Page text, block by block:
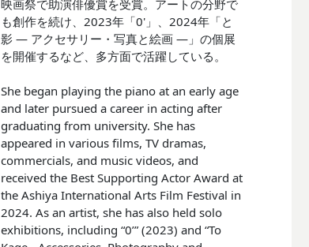
映画祭で助演俳優賞を受賞。アートの分野で
も創作を続け、2023年「0'」、2024年「と
影 ― アクセサリー・写真と絵画 ―」の個展
を開催するなど、多方面で活躍している。
She began playing the piano at an early age
and later pursued a career in acting after
graduating from university. She has
appeared in various films, TV dramas,
commercials, and music videos, and
received the Best Supporting Actor Award at
the Ashiya International Arts Film Festival in
2024. As an artist, she has also held solo
exhibitions, including “0’” (2023) and “To